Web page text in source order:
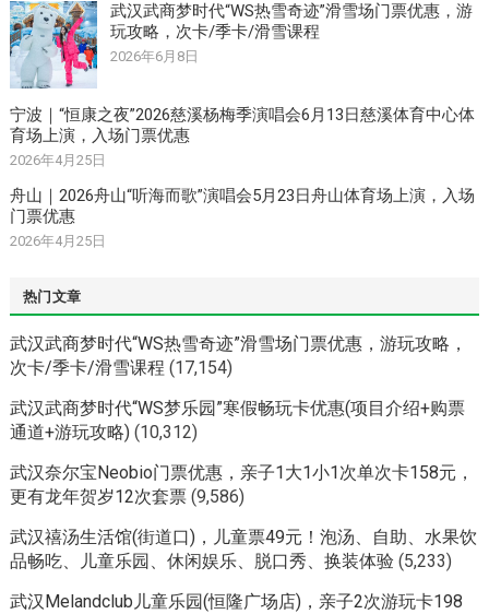
武汉武商梦时代“WS热雪奇迹”滑雪场门票优惠，游
玩攻略，次卡/季卡/滑雪课程
2026年6月8日
宁波｜“恒康之夜”2026慈溪杨梅季演唱会6月13日慈溪体育中心体
育场上演，入场门票优惠
2026年4月25日
舟山｜2026舟山“听海而歌”演唱会5月23日舟山体育场上演，入场
门票优惠
2026年4月25日
热门文章
武汉武商梦时代“WS热雪奇迹”滑雪场门票优惠，游玩攻略，
次卡/季卡/滑雪课程 (17,154)
武汉武商梦时代“WS梦乐园”寒假畅玩卡优惠(项目介绍+购票
通道+游玩攻略) (10,312)
武汉奈尔宝Neobio门票优惠，亲子1大1小1次单次卡158元，
更有龙年贺岁12次套票 (9,586)
武汉禧汤生活馆(街道口)，儿童票49元！泡汤、自助、水果饮
品畅吃、儿童乐园、休闲娱乐、脱口秀、换装体验 (5,233)
武汉Melandclub儿童乐园(恒隆广场店)，亲子2次游玩卡198